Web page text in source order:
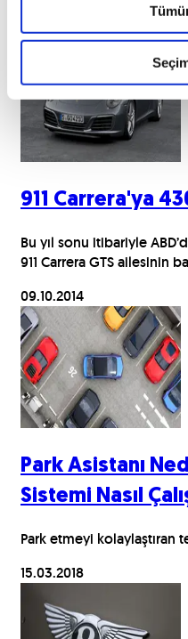
İlginizi çekebilecek
911 Carrera'ya
Bu yıl sonu itibariyle
911 Carrera GTS ailesinin
09.10.2014
Park Asistanı
Sistemi Nasıl
Park etmeyi
15.03.2018